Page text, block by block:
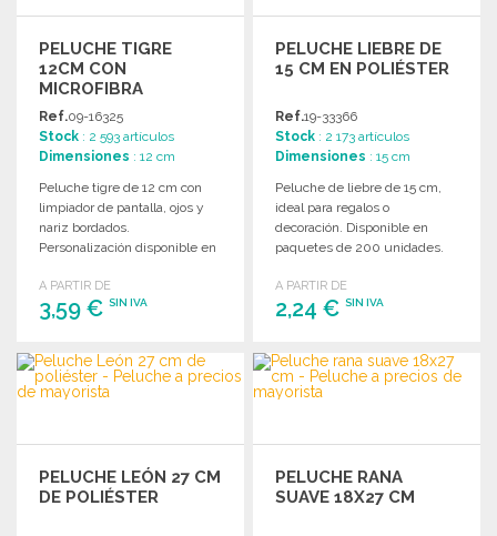
PELUCHE TIGRE
12CM CON
MICROFIBRA
Ref.09-16325
Stock : 2 593 artículos
Dimensiones : 12 cm
Peluche tigre de 12 cm con
limpiador de pantalla, ojos y
nariz bordados.
Personalización disponible en
menores de 3 años.
A PARTIR DE
3,59 € SIN IVA
PEDIR
Solicitar un presupuesto
PELUCHE LIEBRE DE
15 CM EN POLIÉSTER
Ref.19-33366
Stock : 2 173 artículos
Dimensiones : 15 cm
Peluche de liebre de 15 cm,
ideal para regalos o
decoración. Disponible en
paquetes de 200 unidades.
A PARTIR DE
2,24 €SIN IVA
PEDIR
Solicitar un presupuesto
PELUCHE LEÓN 27 CM
DE POLIÉSTER
PELUCHE RANA
SUAVE 18X27 CM